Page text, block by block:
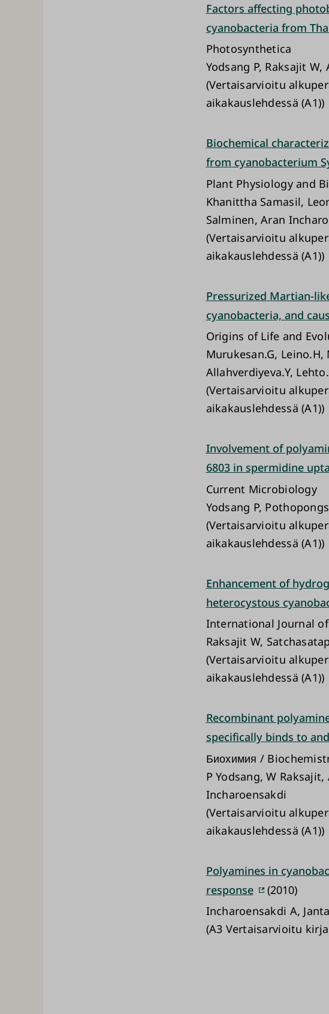
Factors affecting
cyanobacteria from
Photosynthetica
Yodsang P, Raksajit
(Vertaisarvioitu
aikakauslehdessä (A1))
Biochemical
from cyanobacterium
Plant Physiology and
Khanittha Samasil,
Salminen, Aran
(Vertaisarvioitu
aikakauslehdessä (A1))
Pressurized Martian-
cyanobacteria, and
Origins of Life and
Murukesan.G, Leino.H,
Allahverdiyeva.Y,
(Vertaisarvioitu
aikakauslehdessä (A1))
Involvement of
6803 in spermidine
Current Microbiology
Yodsang P,
(Vertaisarvioitu
aikakauslehdessä (A1))
Enhancement of
heterocystous
International Journal
Raksajit W,
(Vertaisarvioitu
aikakauslehdessä (A1))
Recombinant
specifically binds to
Биохимия /
P Yodsang, W
Incharoensakdi
(Vertaisarvioitu
aikakauslehdessä (A1))
Polyamines in
response
(2010)
Incharoensakdi A,
(A3 Vertaisarvioitu